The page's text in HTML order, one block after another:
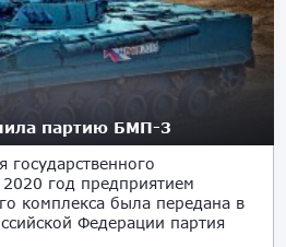
партию БМП-3
год предприятием
комплекса была передана в
Федерации партия